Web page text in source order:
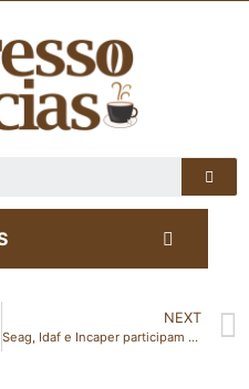
NEXT
Seag, Idaf e Incaper participam do TecnoAgro em Linhares